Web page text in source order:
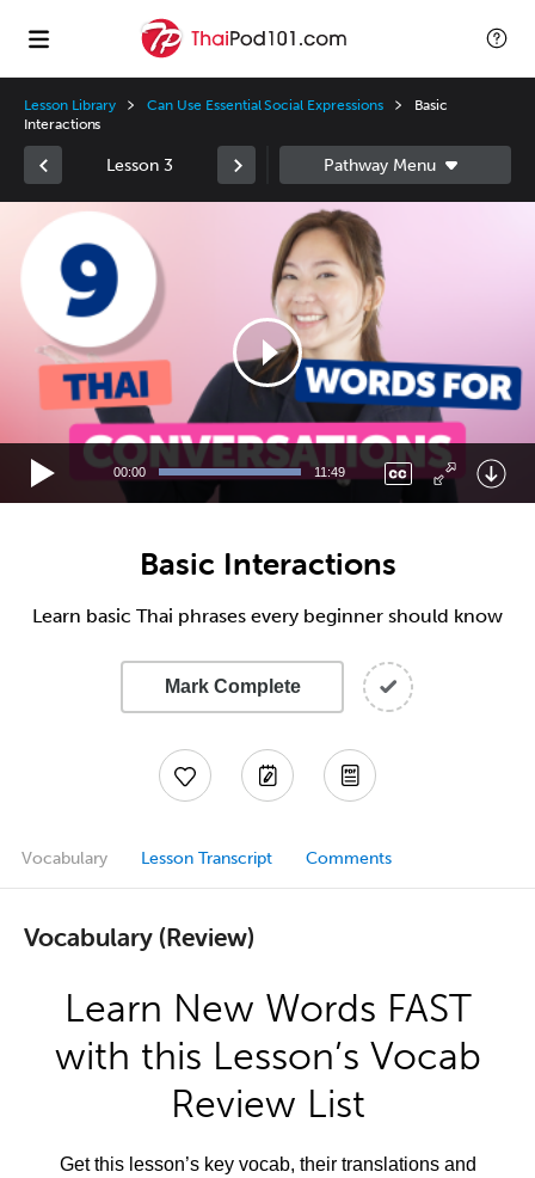
Lesson Library Can Use Essential Social Expressions
Basic
Interactions
Lesson 3
Player
00:00 11:49
Basic Interactions
Learn basic Thai phrases every beginner should know
Mark Complete
Vocabulary Lesson Transcript Comments
Vocabulary (Review)
Learn New Words FAST
with this Lesson’s Vocab
Review List
Get this lesson’s key vocab, their translations and